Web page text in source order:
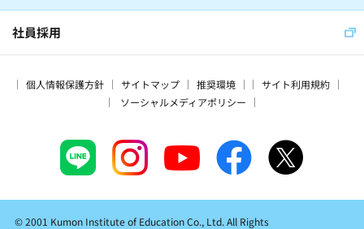
社員採用
個人情報保護方針 サイトマップ 推奨環境
サイト利用規約
ソーシャルメディアポリシー
© 2001 Kumon Institute of Education Co., Ltd. All Rights